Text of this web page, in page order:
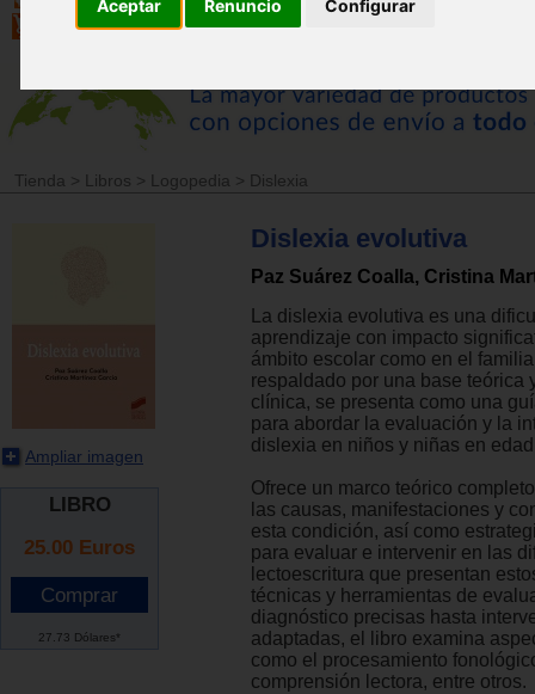
Aceptar Renuncio Configurar
Tienda > Libros > Logopedia > Dislexia
Ampliar imagen
LIBRO
25.00 Euros
27.73 Dólares*
Dislexia evolutiva
Paz Suárez Coalla, Cristina
La dislexia evolutiva es una
aprendizaje con impacto
ámbito escolar como en el
respaldado por una base teórica
clínica, se presenta como una
para abordar la evaluación y la
dislexia en niños y niñas en
Ofrece un marco teórico
las causas, manifestaciones y
esta condición, así como
para evaluar e intervenir en las
lectoescritura que presentan
técnicas y herramientas de
diagnóstico precisas hasta
adaptadas, el libro examina
como el procesamiento
comprensión lectora, entre otros.